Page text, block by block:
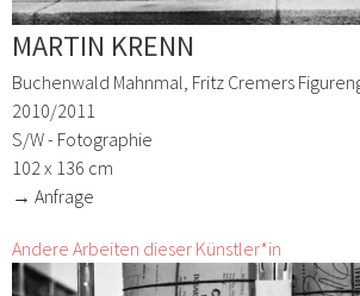
MARTIN KRENN
Buchenwald Mahnmal, Fritz Cremers
2010/2011
S/W - Fotographie
102 x 136 cm
→ Anfrage
Andere Arbeiten dieser Künstler*in